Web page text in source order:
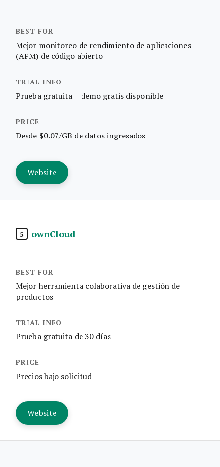
Mejor monitoreo de rendimiento de aplicaciones
(APM) de código abierto
Prueba gratuita + demo gratis disponible
Desde $0.07/GB de datos ingresados
Website
5 ownCloud
Mejor herramienta colaborativa de gestión de
productos
Prueba gratuita de 30 días
Precios bajo solicitud
Website